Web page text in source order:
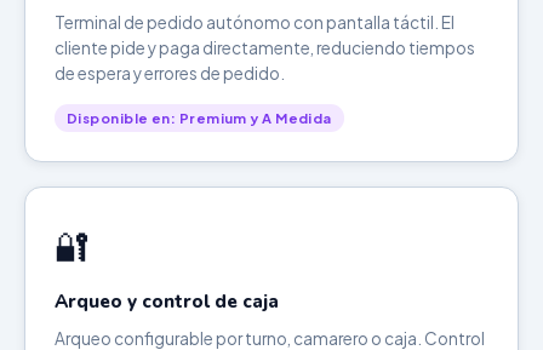
Terminal de pedido autónomo con pantalla táctil. El
cliente pide y paga directamente, reduciendo tiempos
de espera y errores de pedido.
Disponible en: Premium y A Medida
🔐
Arqueo y control de caja
Arqueo configurable por turno, camarero o caja. Control